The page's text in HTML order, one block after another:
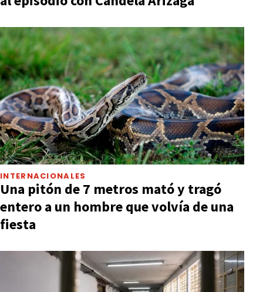
INTERNACIONALES
Una pitón de 7 metros mató y tragó
entero a un hombre que volvía de una
fiesta